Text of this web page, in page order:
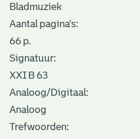
Bladmuziek
Aantal pagina's:
66 p.
Signatuur:
XXI B 63
Analoog/Digitaal:
Analoog
Trefwoorden: